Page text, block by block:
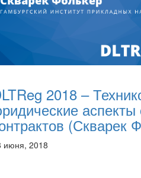
2018 –
аспекты
(Скварек
июня, 2018